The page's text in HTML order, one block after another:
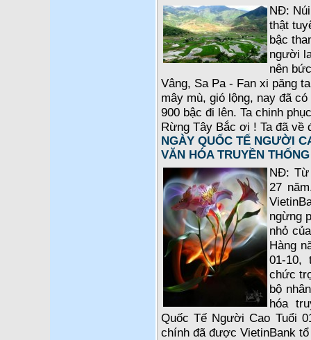
NĐ:
thật
bậc
người
nên
Vâng, Sa Pa - Fan xi păng
mây mù, gió lộng, nay đã
900 bậc đi lên. Ta chinh
Rừng Tây Bắc ơi ! Ta đã về
NGÀY QUỐC TẾ NGƯỜI
VĂN HÓA TRUYỀN THỐNG
NĐ: Từ
27
ngừng
nhỏ
Hàng
01-10,
chức
bộ
hóa
Quốc Tế Người Cao Tuổi
chính đã được VietinBank